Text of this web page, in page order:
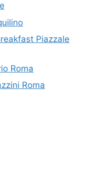
Piazzale
Roma
Roma